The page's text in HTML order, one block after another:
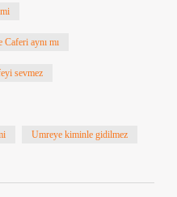
Caferi aynı mı
sevmez
Umreye kiminle gidilmez